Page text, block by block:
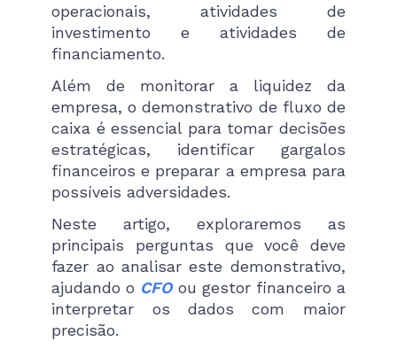
operacionais, atividades de
investimento e atividades de
financiamento.
Além de monitorar a liquidez da
empresa, o demonstrativo de fluxo de
caixa é essencial para tomar decisões
estratégicas, identificar gargalos
financeiros e preparar a empresa para
possíveis adversidades.
Neste artigo, exploraremos as
principais perguntas que você deve
fazer ao analisar este demonstrativo,
ajudando o CFOou gestor financeiro a
interpretar os dados com maior
precisão.